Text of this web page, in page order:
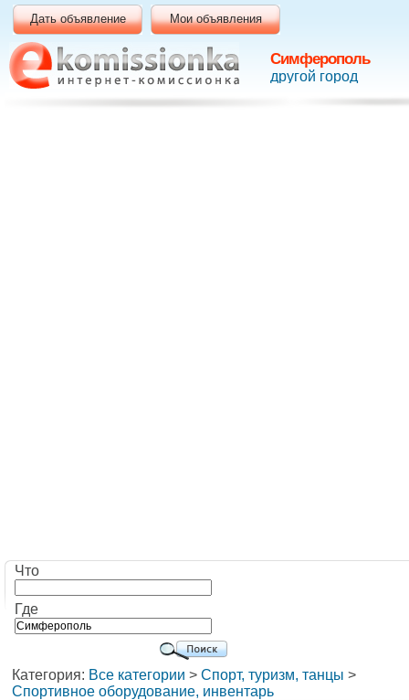
Симферополь
другой город
Дать объявление Мои объявления
Что
Где
Категория: Все категории > Cпорт, туризм, танцы >
Спортивное оборудование, инвентарь